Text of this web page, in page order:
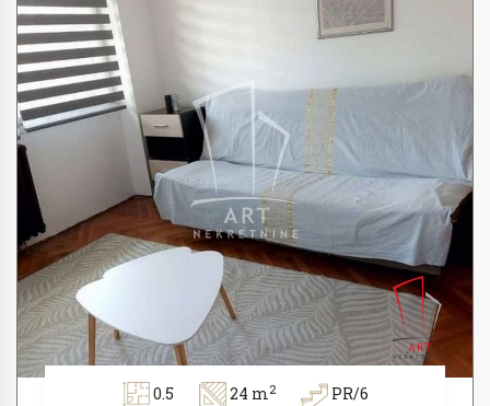
0.5 24 m2 PR/6